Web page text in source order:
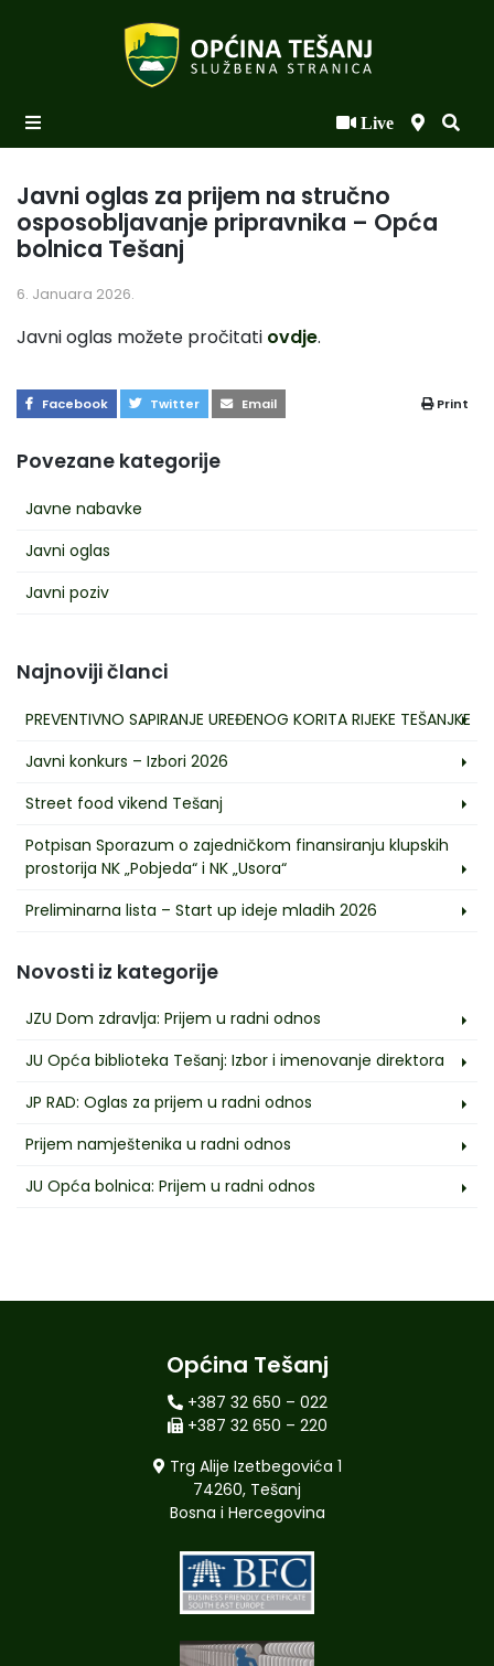
Live
Novosti po kategorijama
Podaci o Općini
Uprava
Povezane kategorije
Javne nabavke
Javni oglas
Javni poziv
Javni oglas za prijem na stručno
osposobljavanje pripravnika – Opća
bolnica Tešanj
6. Januara 2026.
Javni oglas možete pročitati ovdje.
Facebook Twitter Email Print
Najnoviji članci
PREVENTIVNO SAPIRANJE UREĐENOG KORITA RIJEKE TEŠANJKE
Javni konkurs – Izbori 2026
Street food vikend Tešanj
Potpisan Sporazum o zajedničkom finansiranju klupskih
prostorija NK „Pobjeda“ i NK „Usora“
Preliminarna lista – Start up ideje mladih 2026
Novosti iz kategorije
JZU Dom zdravlja: Prijem u radni odnos
JU Opća biblioteka Tešanj: Izbor i imenovanje direktora
JP RAD: Oglas za prijem u radni odnos
Prijem namještenika u radni odnos
JU Opća bolnica: Prijem u radni odnos
Općina Tešanj
+387 32 650 – 022
+387 32 650 – 220
Trg Alije Izetbegovića 1
74260, Tešanj
Bosna i Hercegovina